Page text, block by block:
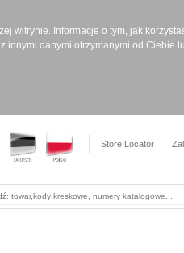
witrynie. Informacje o tym, jak
innymi danymi otrzymanymi od Ciebie
Store Locator